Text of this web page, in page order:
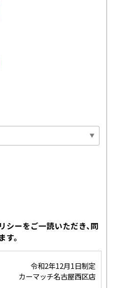
シーをご一読いただき､同
。
令和2年12月1日制定
カーマッチ名古屋西区店